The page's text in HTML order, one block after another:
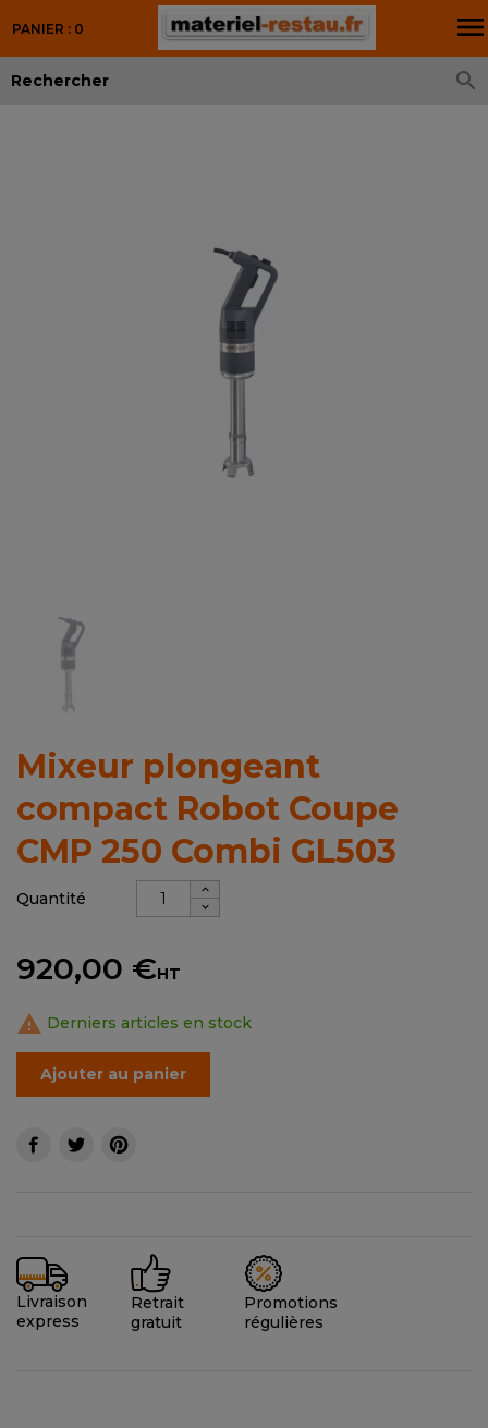

PANIER : 0

Mixeur plongeant
compact Robot Coupe
CMP 250 Combi GL503
Quantité
920,00 €HT
Ajouter au panier
 Derniers articles en stock
Livraison
express
Retrait
gratuit
Promotions
régulières